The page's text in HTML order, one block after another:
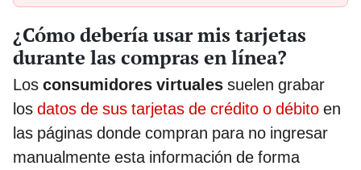
¿Cómo debería usar mis tarjetas
durante las compras en línea?
Los consumidores virtuales suelen grabar
los datos de sus tarjetas de crédito o débito en
las páginas donde compran para no ingresar
manualmente esta información de forma